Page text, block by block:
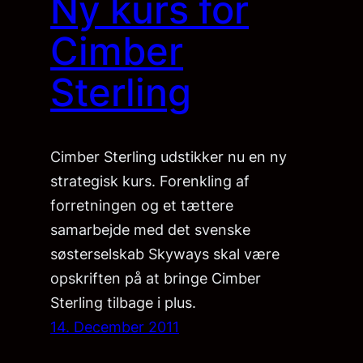
Ny kurs for
Cimber
Sterling
Cimber Sterling udstikker nu en ny
strategisk kurs. Forenkling af
forretningen og et tættere
samarbejde med det svenske
søsterselskab Skyways skal være
opskriften på at bringe Cimber
Sterling tilbage i plus.
14. December 2011